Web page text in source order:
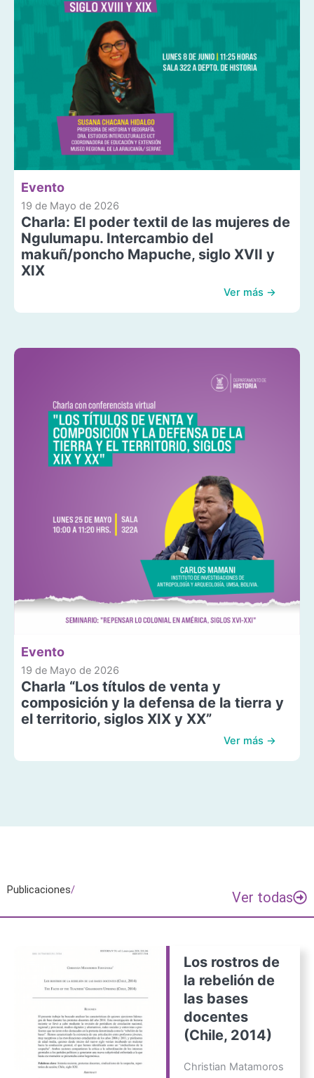
Evento
19 de Mayo de 2026
Charla: El poder textil de las mujeres de
Ngulumapu. Intercambio del
makuñ/poncho Mapuche, siglo XVII y
XIX
Ver más →
Evento
19 de Mayo de 2026
Charla “Los títulos de venta y
composición y la defensa de la tierra y
el territorio, siglos XIX y XX”
Ver más →
Publicaciones/ Ver todas
Los rostros de
la rebelión de
las bases
docentes
(Chile, 2014)
Christian Matamoros